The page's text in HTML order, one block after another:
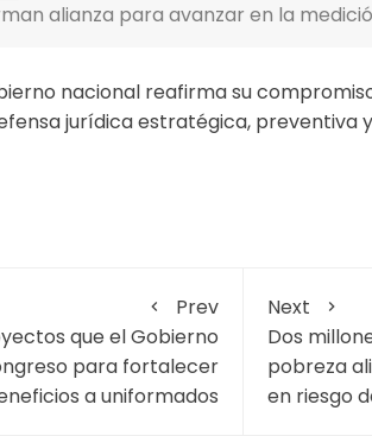
alianza para avanzar en la
nacional reafirma su
jurídica estratégica, preventiva
Prev
que el Gobierno
para fortalecer
a uniformados
Next
Dos
pobreza
en riesgo